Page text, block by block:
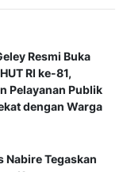
Resmi Buka
RI ke-81,
Pelayanan Publik
dengan Warga
Nabire Tegaskan